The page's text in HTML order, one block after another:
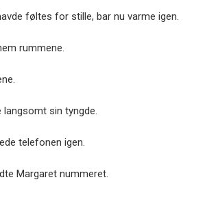
føltes for stille, bar nu varme igen.
rummene.
sin tyngde.
telefonen igen.
Margaret nummeret.